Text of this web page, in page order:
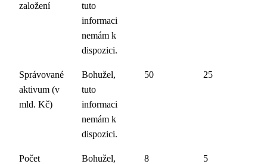
založení
tuto
informaci
nemám k
dispozici.
Správované
aktivum (v
mld. Kč)
Bohužel,
tuto
informaci
nemám k
dispozici.
50 25
Počet
Bohužel,
8 5